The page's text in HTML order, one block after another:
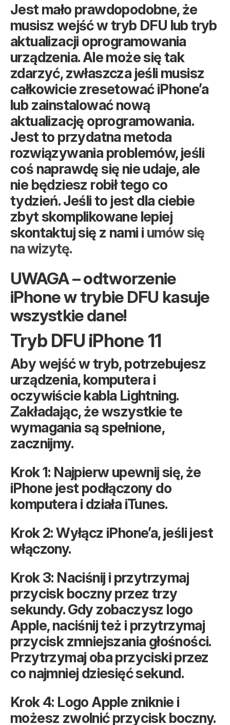
Jest mało prawdopodobne, że
musisz wejść w tryb DFU lub tryb
aktualizacji oprogramowania
urządzenia. Ale może się tak
zdarzyć, zwłaszcza jeśli musisz
całkowicie zresetować iPhone’a
lub zainstalować nową
aktualizację oprogramowania.
Jest to przydatna metoda
rozwiązywania problemów, jeśli
coś naprawdę się nie udaje, ale
nie będziesz robił tego co
tydzień. Jeśli to jest dla ciebie
zbyt skomplikowane lepiej
skontaktuj się z nami i umów się
na wizytę.
UWAGA – odtworzenie
iPhone w trybie DFU kasuje
wszystkie dane!
Tryb DFU iPhone 11
Aby wejść w tryb, potrzebujesz
urządzenia, komputera i
oczywiście kabla Lightning.
Zakładając, że wszystkie te
wymagania są spełnione,
zacznijmy.
Krok 1: Najpierw upewnij się, że
iPhone jest podłączony do
komputera i działa iTunes.
Krok 2: Wyłącz iPhone’a, jeśli jest
włączony.
Krok 3: Naciśnij i przytrzymaj
przycisk boczny przez trzy
sekundy. Gdy zobaczysz logo
Apple, naciśnij też i przytrzymaj
przycisk zmniejszania głośności.
Przytrzymaj oba przyciski przez
co najmniej dziesięć sekund.
Krok 4: Logo Apple zniknie i
możesz zwolnić przycisk boczny.